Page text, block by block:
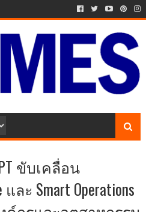
ขับเคลื่อน
ละ Smart Operations